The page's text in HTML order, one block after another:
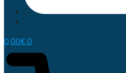
0,00€ 0